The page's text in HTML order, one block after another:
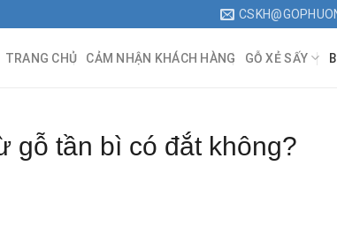
TRANG CHỦ CẢM NHẬN KHÁCH HÀNG GỖ XẺ SẤY
gỗ tần bì có đắt không?